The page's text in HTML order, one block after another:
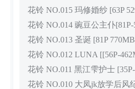
花铃 NO.015 玛修婚纱 [63P
花铃 NO.014 豌豆公主仆
花铃 NO.013 圣诞 [81P
花铃 NO.012 LUNA [[56P-
花铃 NO.011 黑江雫护士
花铃 NO.010 大凤jk放学后风